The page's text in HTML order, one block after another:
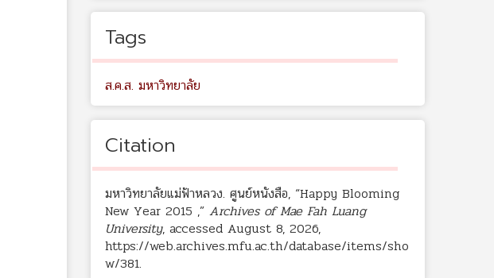
Tags
ส.ค.ส. มหาวิทยาลัย
Citation
มหาวิทยาลัยแม่ฟ้าหลวง. ศูนย์หนังสือ, “Happy Blooming
New Year 2015 ,” Archives of Mae Fah Luang
University, accessed August 8, 2026,
https://web.archives.mfu.ac.th/database/items/sho
w/381.